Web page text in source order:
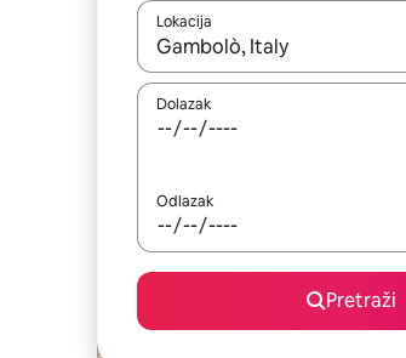
Lokacija
Kada budu dostupni rezultati,
Dolazak
Odlazak
Pretraži